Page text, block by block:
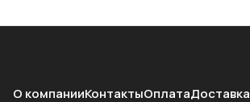
О компанииКонтактыОплатаДоставка